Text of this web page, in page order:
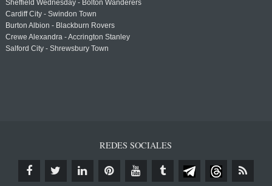
Sheffield Wednesday - Bolton Wanderers
Cardiff City - Swindon Town
Burton Albion - Blackburn Rovers
Crewe Alexandra - Accrington Stanley
Salford City - Shrewsbury Town
REDES SOCIALES